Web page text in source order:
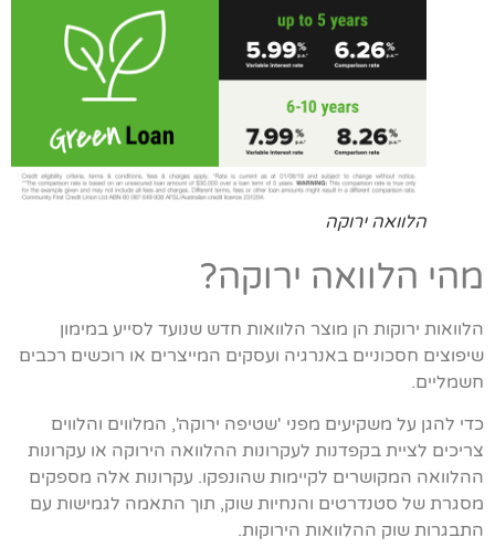
הלוואה ירוקה
מהי הלוואה ירוקה?
הלוואות ירוקות הן מוצר הלוואות חדש שנועד לסייע במימון
שיפוצים חסכוניים באנרגיה ועסקים המייצרים או רוכשים רכבים
חשמליים.
כדי להגן על משקיעים מפני 'שטיפה ירוקה', המלווים והלווים
צריכים לציית בקפדנות לעקרונות ההלוואה הירוקה או עקרונות
ההלוואה המקושרים לקיימות שהונפקו. עקרונות אלה מספקים
מסגרת של סטנדרטים והנחיות שוק, תוך התאמה לגמישות עם
התבגרות שוק ההלוואות הירוקות.